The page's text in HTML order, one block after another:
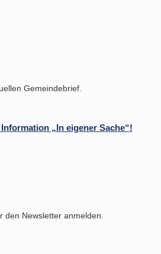
Gemeindebrief.
„In eigener Sache“!
den Newsletter anmelden.